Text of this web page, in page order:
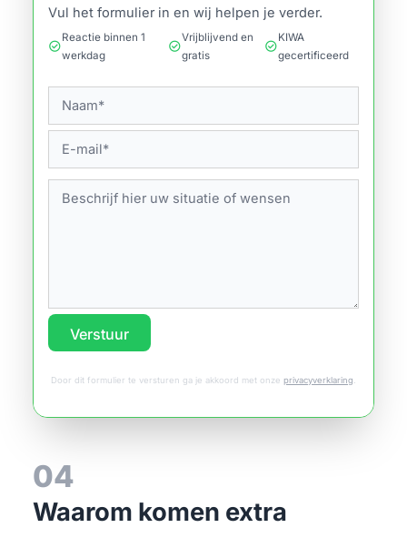
Vul het formulier in en wij helpen je verder.
check_circle
Reactie binnen 1
werkdag
check_circle
Vrijblijvend en
gratis
check_circle
KIWA
gecertificeerd
Verstuur
Door dit formulier te versturen ga je akkoord met onze privacyverklaring.
04
Waarom komen extra